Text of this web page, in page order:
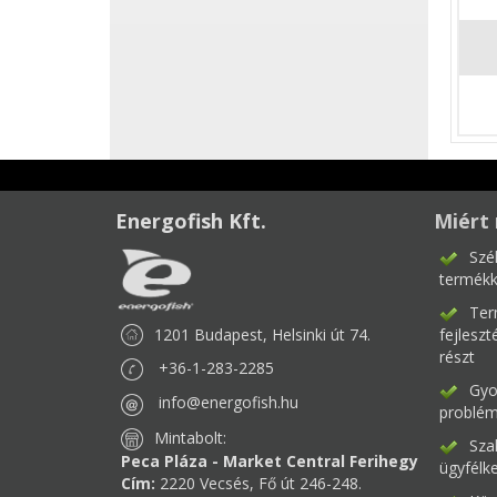
Energofish Kft.
1201 Budapest, Helsinki út 74.
+36-1-283-2285
info@energofish.hu
Mintabolt:
Peca Pláza - Market Central Ferihegy
Cím: 2220 Vecsés, Fő út 246-248.
Miért
részt